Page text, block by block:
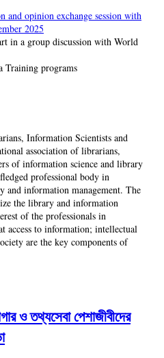
Information Scientists and
association of librarians,
of information science and library
professional body in
and information management. The
the library and information
of the professionals in
access to information; intellectual
are the key components of
ও তথ্যসেবা পেশাজীবীদের